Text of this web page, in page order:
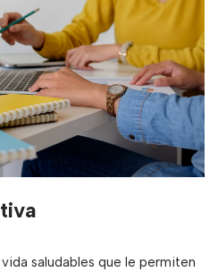
saludables que le permiten